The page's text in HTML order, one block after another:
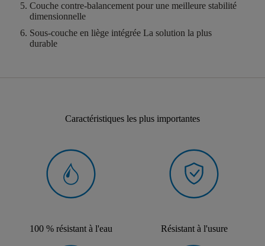
Couche contre-balancement pour une meilleure stabilité
dimensionnelle
Sous-couche en liège intégrée La solution la plus
durable
Caractéristiques les plus importantes
100 % résistant à l'eau Résistant à l'usure